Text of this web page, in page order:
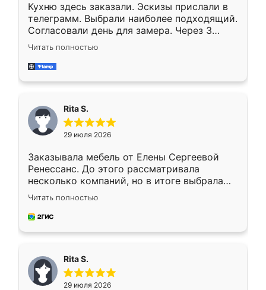
Кухню здесь заказали. Эскизы прислали в
телеграмм. Выбрали наиболее подходящий.
Согласовали день для замера. Через 3
недели кухня была уже готова. Остались
довольны работой. Спасибо Ренессанс
мебель за качественную работу!
Читать полностью
Rita S.
29 июля 2026
Заказывала мебель от Елены Сергеевой
Ренессанс. До этого рассматривала
несколько компаний, но в итоге выбрала
эту. Сначала обговорили условия, потом
приехал замерщик, всё спокойно объяснил
и снял размеры. Изготовили в срок, с
каких-либо доработок. Качеством осталась
довольна, все выглядит так, как и ожидала.
Читать полностью
Rita S.
29 июля 2026